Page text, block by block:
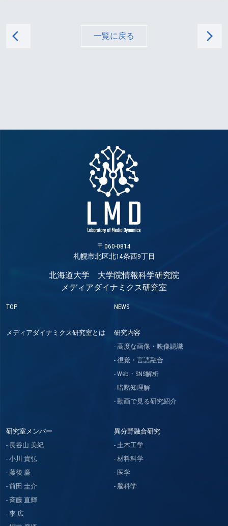
arrow_back_ios 一覧に戻る arrow_forward_ios
〒060-0814
札幌市北区北14条西9丁目
北海道大学 大学院情報科学研究院
メディアダイナミクス研究室
TOP NEWS
メディアダイナミクス研究室とは
研究内容
高度な画像・映像認識
視覚・言語融合
Web・SNS解析
暗黙知理解
動画で見る研究紹介
研究室メンバー
長谷山 美紀
小川 貴弘
藤後 廉
前田 圭介
斉藤 直輝
李 広
異分野融合研究
土木工学
材料科学
医学
脳科学